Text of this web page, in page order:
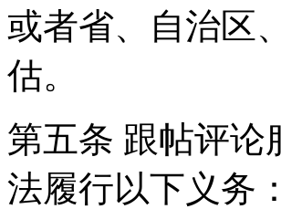
或者省、自治区
估。
第五条 跟帖评论
法履行以下义务：